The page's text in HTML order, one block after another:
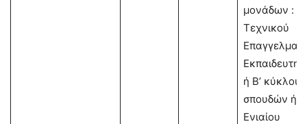
μονάδων :
Τεχνικού
ή Β’ κύκλου
σπουδών ή
Ενιαίου